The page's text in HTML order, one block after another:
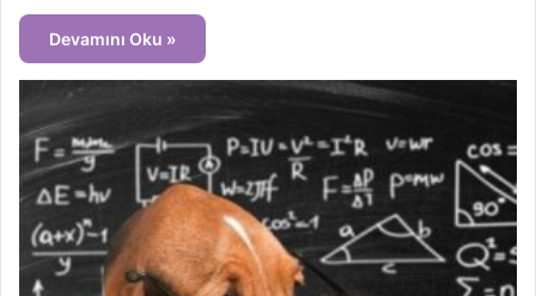
Devamını Oku »